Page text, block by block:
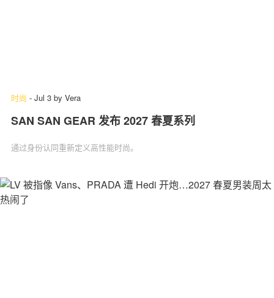
时尚 - Jul 3 by Vera
SAN SAN GEAR 发布 2027 春夏系列
通过身份认同重新定义高性能时尚。